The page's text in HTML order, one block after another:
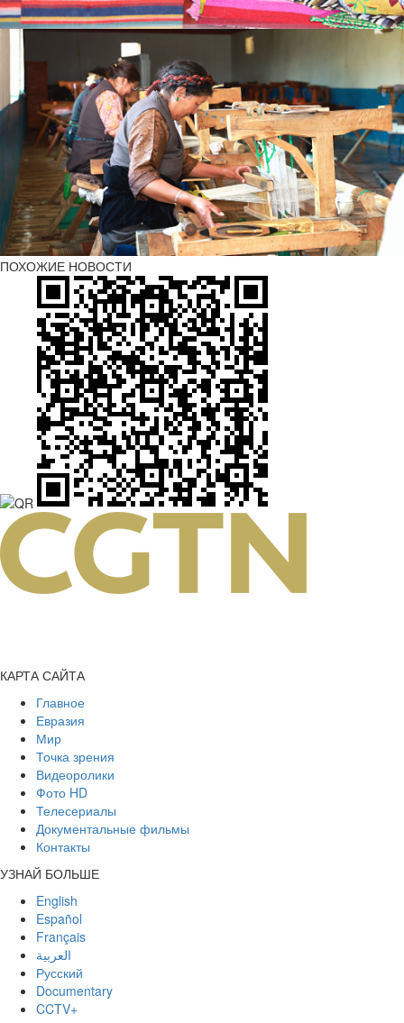
ПОХОЖИЕ НОВОСТИ
КАРТА САЙТА
Главное
Евразия
Мир
Точка зрения
Видеоролики
Фото HD
Телесериалы
Документальные фильмы
Контакты
УЗНАЙ БОЛЬШЕ
English
Español
Français
العربية
Русский
Documentary
CCTV+